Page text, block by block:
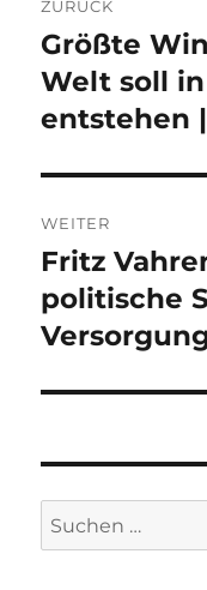
ZURÜCK
Vorheriger
Beitrag:
Größte
Welt soll
entstehen
WEITER
Nächster
Beitrag:
Fritz
politische
Suche
nach: